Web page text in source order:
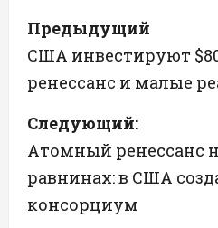
Н
а
в
и
г
а
Предыдущий
США инвестируют
ренессанс и малые
Следующий:
Атомный ренессанс
равнинах: в США
консорциум